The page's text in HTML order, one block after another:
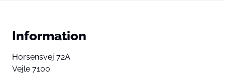
Information
Horsensvej 72A
Vejle 7100